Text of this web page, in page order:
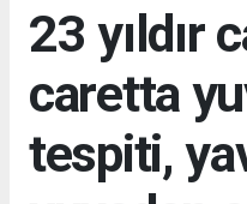
23 yıldır
caretta
tespiti,